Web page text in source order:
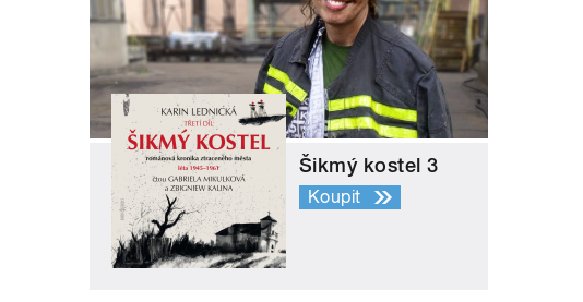
Šikmý kostel 3
Koupit